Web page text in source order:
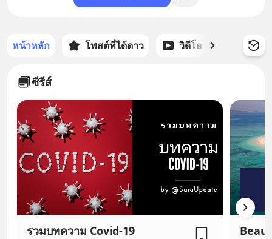
หน้าหลัก โพสต์ที่ได้ดาว วิดีโอ พอดแ
ซีรีส์
รวมบทความ Covid-19